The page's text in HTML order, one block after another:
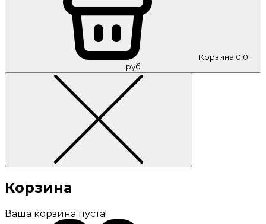
Корзина 0 0
руб.
Корзина
Ваша корзина пуста!